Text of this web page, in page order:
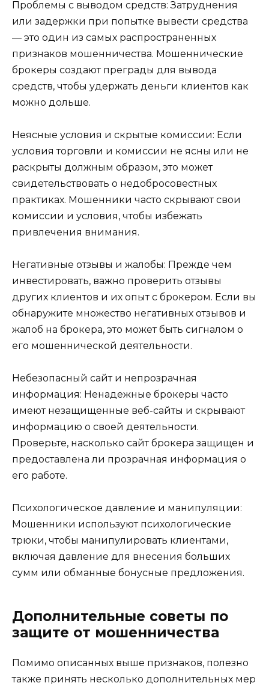
Проблемы с выводом средств: Затруднения
или задержки при попытке вывести средства
— это один из самых распространенных
признаков мошенничества. Мошеннические
брокеры создают преграды для вывода
средств, чтобы удержать деньги клиентов как
можно дольше.
Неясные условия и скрытые комиссии: Если
условия торговли и комиссии не ясны или не
раскрыты должным образом, это может
свидетельствовать о недобросовестных
практиках. Мошенники часто скрывают свои
комиссии и условия, чтобы избежать
привлечения внимания.
Негативные отзывы и жалобы: Прежде чем
инвестировать, важно проверить отзывы
других клиентов и их опыт с брокером. Если вы
обнаружите множество негативных отзывов и
жалоб на брокера, это может быть сигналом о
его мошеннической деятельности.
Небезопасный сайт и непрозрачная
информация: Ненадежные брокеры часто
имеют незащищенные веб-сайты и скрывают
информацию о своей деятельности.
Проверьте, насколько сайт брокера защищен и
предоставлена ли прозрачная информация о
его работе.
Психологическое давление и манипуляции:
Мошенники используют психологические
трюки, чтобы манипулировать клиентами,
включая давление для внесения больших
сумм или обманные бонусные предложения.
Дополнительные советы по
защите от мошенничества
Помимо описанных выше признаков, полезно
также принять несколько дополнительных мер